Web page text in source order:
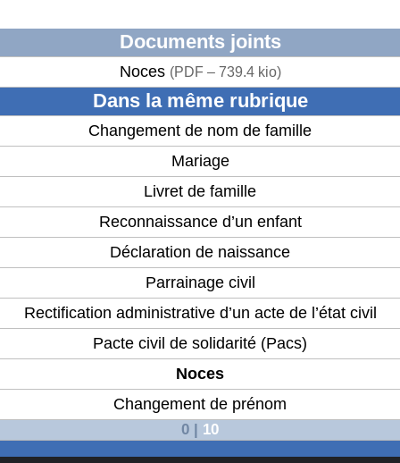
Documents joints
Noces (PDF – 739.4 kio)
Dans la même rubrique
Changement de nom de famille
Mariage
Livret de famille
Reconnaissance d’un enfant
Déclaration de naissance
Parrainage civil
Rectification administrative d’un acte de l’état civil
Pacte civil de solidarité (Pacs)
Noces
Changement de prénom
0 10